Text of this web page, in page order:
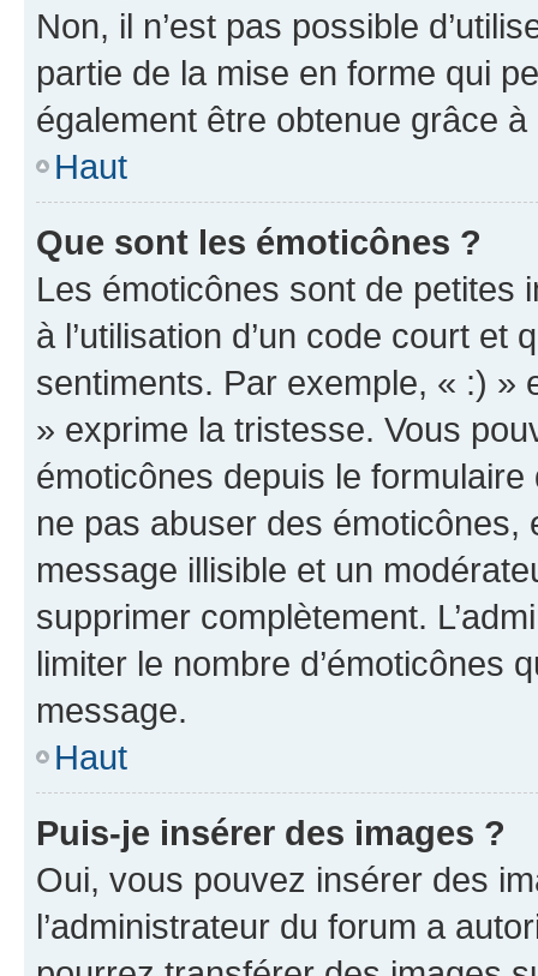
Non, il n’est pas possible
partie de la mise en forme qui
également être obtenue grâce à
Haut
Que sont les émoticônes ?
Les émoticônes sont de petites
à l’utilisation d’un code court et
sentiments. Par exemple, « :) »
» exprime la tristesse. Vous
émoticônes depuis le
ne pas abuser des
message illisible et un
supprimer complètement.
limiter le nombre d’émoticônes
message.
Haut
Puis-je insérer des images ?
Oui, vous pouvez insérer des
l’administrateur du forum a